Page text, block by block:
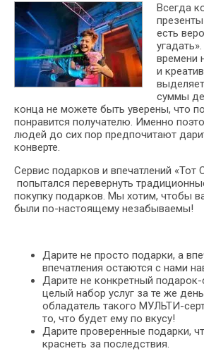
Всегда
есть
времени
и
суммы
конца не можете быть уверены, что
понравится получателю. Именно
людей до сих пор предпочитают
конверте.
Сервис подарков и впечатлений «Тот
попытался перевернуть
покупку подарков. Мы хотим, чтобы
были по-настоящему незабываемы!
Дарите не просто подарки, а
впечатления остаются с нами
Дарите не конкретный подарок-
целый набор услуг за те же
обладатель такого МУЛЬТИ-
то, что будет ему по вкусу!
Дарите проверенные подарки,
краснеть за последствия.